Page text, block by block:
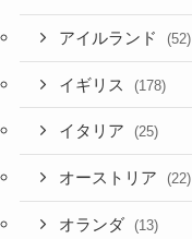
アイルランド (52)
イギリス (178)
イタリア (25)
オーストリア (22)
オランダ (13)